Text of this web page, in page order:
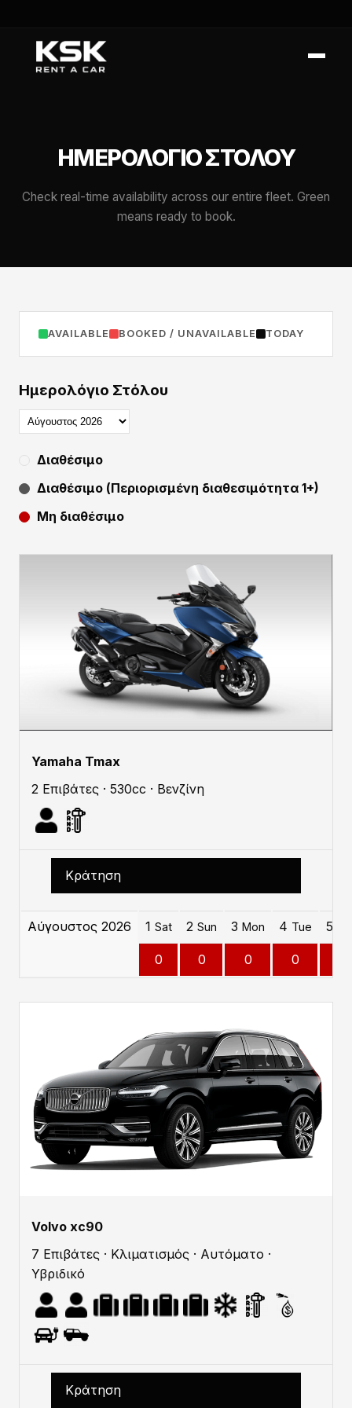
ΗΜΕΡΟΛΌΓΙΟ ΣΤΌΛΟΥ
Check real-time availability across our entire fleet. Green
means ready to book.
AVAILABLE BOOKED / UNAVAILABLE TODAY
Ημερολόγιο Στόλου
Διαθέσιμο
Διαθέσιμο (Περιορισμένη διαθεσιμότητα 1+)
Μη διαθέσιμο
Yamaha Tmax
2 Επιβάτες · 530cc · Βενζίνη
Κράτηση
Αύγουστος 2026 1 Sat 2 Sun 3 Mon 4 Tue 5
0 0 0 0
Volvo xc90
7 Επιβάτες · Κλιματισμός · Αυτόματο ·
Υβριδικό
Κράτηση